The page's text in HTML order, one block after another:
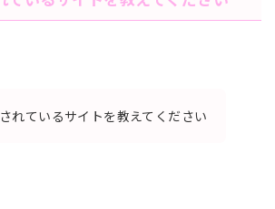
れているサイトを教えてください